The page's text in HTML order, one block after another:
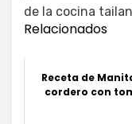
de la cocina
Relacionados
Receta de
cordero con